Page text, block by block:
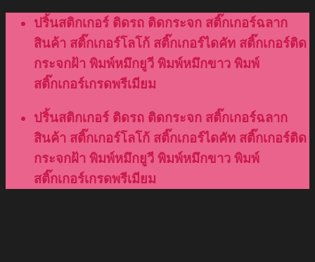
Skip
content
ปริ้นสติกเกอร์ ติดรถ ติดกระจก สติ๊กเกอร์ฉลาก
สินค้า สติ๊กเกอร์โลโก้ สติ๊กเกอร์ไดคัท สติ๊กเกอร์ติด
กระจกฝ้า พิมพ์หมึกยูวี พิมพ์หมึกขาว พิมพ์
สติ๊กเกอร์เกรดพรีเมียม
ปริ้นสติกเกอร์ ติดรถ ติดกระจก สติ๊กเกอร์ฉลาก
สินค้า สติ๊กเกอร์โลโก้ สติ๊กเกอร์ไดคัท สติ๊กเกอร์ติด
กระจกฝ้า พิมพ์หมึกยูวี พิมพ์หมึกขาว พิมพ์
สติ๊กเกอร์เกรดพรีเมียม